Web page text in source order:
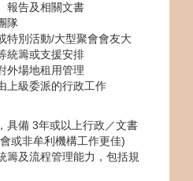
報告及相關文書
隊
特別活動/大型聚會會友大
統籌或支援安排
外場地租用管理
上級委派的行政工作
具備 3年或以上行政／文書
或非牟利機構工作更佳)
籌及流程管理能力，包括規